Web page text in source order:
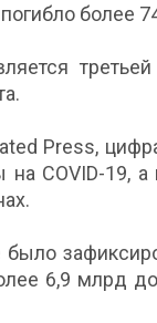
погибло более
Press,
COVID-19,
6,9 млрд